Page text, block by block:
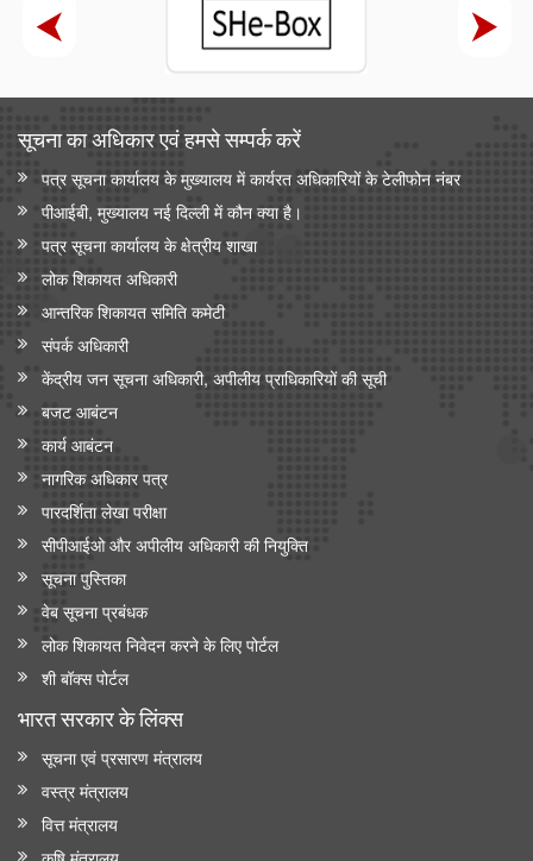
सूचना का अधिकार एवं हमसे सम्‍पर्क करें
पत्र सूचना कार्यालय के मुख्यालय में कार्यरत अधिकारियों के टेलीफोन नंबर
पीआईबी, मुख्यालय नई दिल्ली में कौन क्या है।
पत्र सूचना कार्यालय के क्षेत्रीय शाखा
लोक शिकायत अधिकारी
आन्‍तरिक शिकायत समिति कमेटी
संपर्क अधिकारी
केंद्रीय जन सूचना अधिकारी, अपीलीय प्राधिकारियों की सूची
बजट आबंटन
कार्य आबंटन
नागरिक अधिकार पत्र
पारदर्शिता लेखा परीक्षा
सीपीआईओ और अपी‍लीय अधिकारी की नियुक्ति
सूचना पुस्तिका
वेब सूचना प्रबंधक
लोक शिकायत निवेदन करने के लिए पोर्टल
शी बॉक्स पोर्टल
भारत सरकार के लिंक्‍स
सूचना एवं प्रसारण मंत्रालय
वस्त्र मंत्रालय
वित्त मंत्रालय